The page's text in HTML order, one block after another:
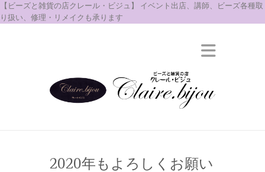
【ビーズと雑貨の店クレール・ビジュ】 イベント出店、講師、ビーズ各種取
り扱い、修理・リメイクも承ります
2020年もよろしくお願い